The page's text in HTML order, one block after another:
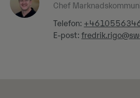
Chef
Telefon:
E-post: